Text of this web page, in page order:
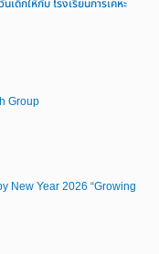
ด็กให้กับ โรงเรียนการเคหะ
Group
New Year 2026 “Growing